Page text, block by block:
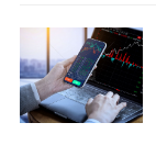
新材料及科技硬
在“广撒网”的同
家券商青睐。例